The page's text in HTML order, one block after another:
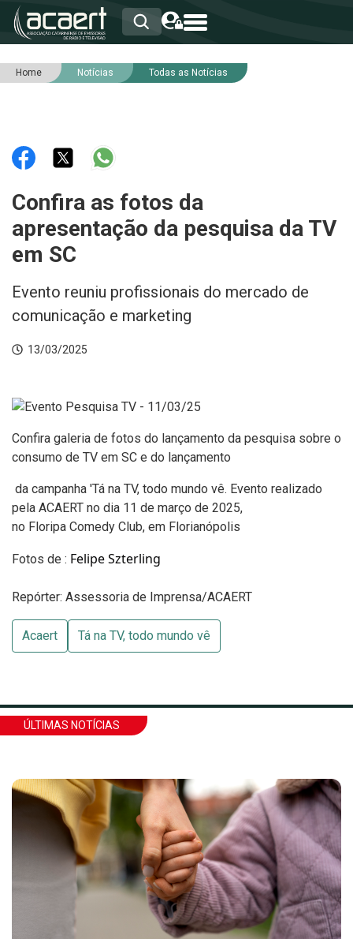
HOME
RNA
NOTÍCIAS
SERVIÇOS
INTEGRIDADE
Home Notícias Todas as Notícias
Confira as fotos da
apresentação da pesquisa da TV
em SC
Evento reuniu profissionais do mercado de
comunicação e marketing
13/03/2025
Confira galeria de fotos do lançamento da pesquisa sobre o
consumo de TV em SC e do lançamento
da campanha 'Tá na TV, todo mundo vê. Evento realizado
pela ACAERT no dia 11 de março de 2025,
no Floripa Comedy Club, em Florianópolis
Fotos de : Felipe Szterling
Repórter: Assessoria de Imprensa/ACAERT
Acaert Tá na TV, todo mundo vê
ÚLTIMAS NOTÍCIAS